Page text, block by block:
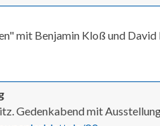
mit Benjamin Kloß und David
Gedenkabend mit